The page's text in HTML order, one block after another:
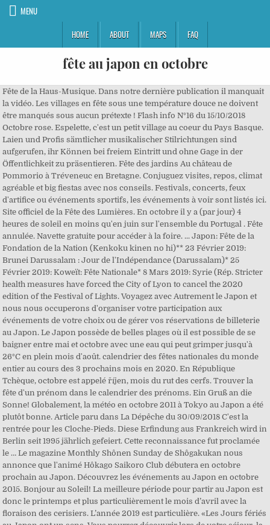
MENU
HOME
ABOUT MAPS FAQ
fête au japon en octobre
Fête de la Haus-Musique. Dans notre dernière publication il manquait
la vidéo. Les villages en fête sous une température douce ne doivent
être manqués sous aucun prétexte ! Flash info N°16 du 15/10/2018
Octobre rose. Espelette, c'est un petit village au coeur du Pays Basque.
Laien und Profis sämtlicher musikalischer Stilrichtungen sind
aufgerufen, ihr Können bei freiem Eintritt und ohne Gage in der
Öffentlichkeit zu präsentieren. Fête des jardins Au château de
Pommorio à Tréveneuc en Bretagne. Conjuguez visites, repos, climat
agréable et big fiestas avec nos conseils. Festivals, concerts, feux
d'artifice ou événements sportifs, les événements à voir sont listés ici.
Site officiel de la Fête des Lumières. En octobre il y a (par jour) 4
heures de soleil en moins qu'en juin sur l'ensemble du Portugal . Fête
annulée. Navette gratuite pour accéder à la foire. ... Japon: Fête de la
Fondation de la Nation (Kenkoku kinen no hi)** 23 Février 2019:
Brunei Darussalam : Jour de l'Indépendance (Darussalam)* 25
Février 2019: Koweït: Fête Nationale* 8 Mars 2019: Syrie (Rép. Stricter
health measures have forced the City of Lyon to cancel the 2020
edition of the Festival of Lights. Voyagez avec Autrement le Japon et
nous nous occuperons d'organiser votre participation aux
événements de votre choix ou de gérer vos réservations de billeterie
au Japon. Le Japon possède de belles plages où il est possible de se
baigner entre mai et octobre avec une eau qui peut grimper jusqu'à
26°C en plein mois d'août. calendrier des fêtes nationales du monde
entier au cours des 3 prochains mois en 2020. En République
Tchèque, octobre est appelé říjen, mois du rut des cerfs. Trouver la
fête d'un prénom dans le calendrier des prénoms. Ein Gruß an die
Sonne! Globalement, la météo en octobre 2011 à Tokyo au Japon a été
plutôt bonne. Article paru dans La Dépêche du 30/09/2018 C'est la
rentrée pour les Cloche-Pieds. Diese Erfindung aus Frankreich wird in
Berlin seit 1995 jährlich gefeiert. Cette reconnaissance fut proclamée
le … Le magazine Monthly Shônen Sunday de Shôgakukan nous
annonce que l'animé Hôkago Saikoro Club débutera en octobre
prochain au Japon. Découvrez les événements au Japon en octobre
2015. Bonjour au Soleil! La meilleure période pour partir au Japon est
donc le printemps et plus particulièrement le mois d’avril avec la
floraison des cerisiers. L’année 2019 est particulière. «Les Jours fériés